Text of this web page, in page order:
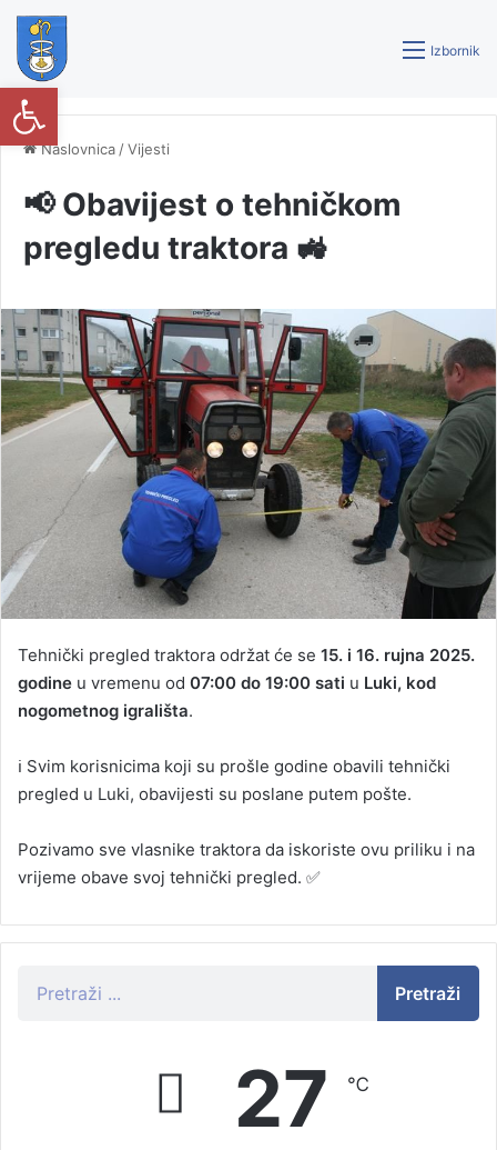
Izbornik
Naslovnica /Vijesti
📢 Obavijest o tehničkom
pregledu traktora 🚜
Tehnički pregled traktora održat će se 15. i 16. rujna 2025.
godine u vremenu od 07:00 do 19:00 sati u Luki, kod
nogometnog igrališta.
ℹ️ Svim korisnicima koji su prošle godine obavili tehnički
pregled u Luki, obavijesti su poslane putem pošte.
Pozivamo sve vlasnike traktora da iskoriste ovu priliku i na
vrijeme obave svoj tehnički pregled. ✅
Pretraži
27 ℃
Open toolbar